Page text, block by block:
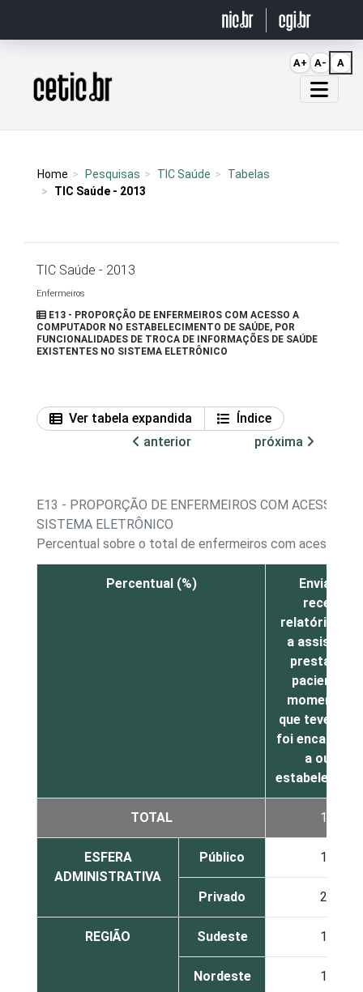
Página inicial
Home Pesquisas TIC Saúde
Tabelas
TIC Saúde - 2013
TIC Saúde - 2013
Enfermeiros
E13 - PROPORÇÃO DE ENFERMEIROS COM ACESSO A
COMPUTADOR NO ESTABELECIMENTO DE SAÚDE, POR
FUNCIONALIDADES DE TROCA DE INFORMAÇÕES DE SAÚDE
EXISTENTES NO SISTEMA ELETRÔNICO
Ver tabela expandida
Índice
anterior
próxima
E13 - PROPORÇÃO DE ENFERMEIROS COM ACESSO
SISTEMA ELETRÔNICO
Percentual sobre o total de enfermeiros com acesso a
Percentual (%)
Enviar ou
receber
relatório
a
prestada ao
paciente no
momento
que teve alta
foi
a outro
TOTAL 18
ESFERA
ADMINISTRATIVA
Público 16
Privado 20
REGIÃO Sudeste 17
Nordeste 18
A+ A- A